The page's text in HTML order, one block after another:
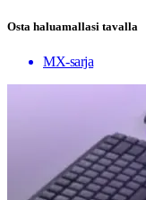
Osta haluamallasi tavalla
MX-sarja